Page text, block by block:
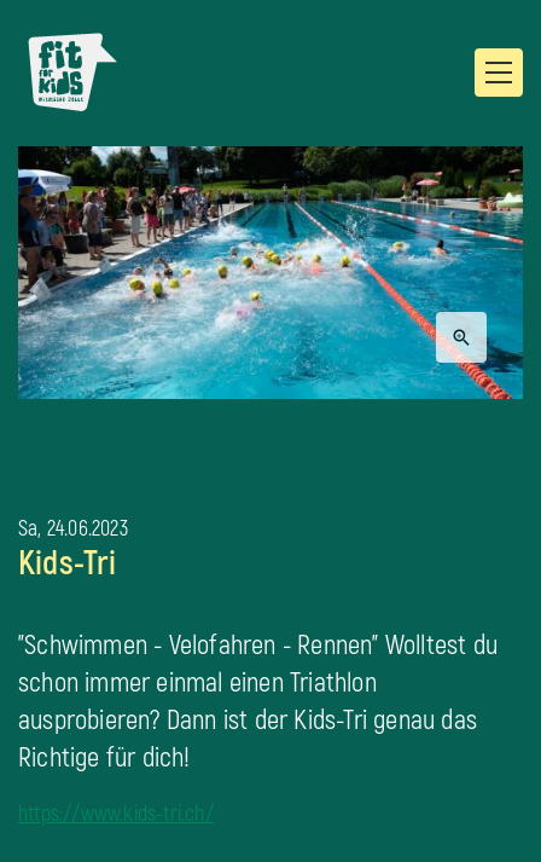
Sa, 24.06.2023
Kids-Tri
"Schwimmen - Velofahren - Rennen" Wolltest du
schon immer einmal einen Triathlon
ausprobieren? Dann ist der Kids-Tri genau das
Richtige für dich!
https://www.kids-tri.ch/